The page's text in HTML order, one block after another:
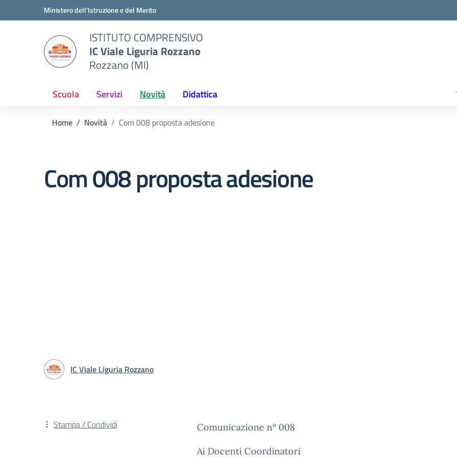
Vai ai contenuti
Vai al menu di navigazioneMinistero dell'Istruzione e del Merito
ISTITUTO COMPRENSIVO
IC Viale Liguria Rozzano
Rozzano (MI)
Scuola Servizi Novità Didattica
Home Novità Com 008 proposta adesione
Com 008 proposta adesione
IC Viale Liguria Rozzano
Comunicazione n° 008
Ai Docenti Coordinatori
Stampa / Condividi